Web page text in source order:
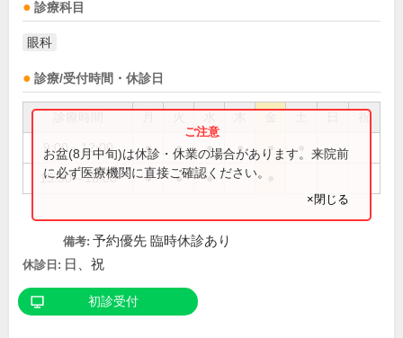
診療科目
眼科
診療/受付時間・休診日
祝
9:00～12:00 ● ● ● ● ●
15:30～18:00 ● ● ●
お盆(8月中旬)は休診・休業の場合があります。来院前
に必ず医療機関に直接ご確認ください。
×閉じる
備考: 予約優先 臨時休診あり
休診日: 日、祝
初診受付